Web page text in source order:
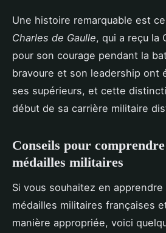
Une histoire remarquable est
Charles de Gaulle, qui a reçu la
pour son courage pendant la
bravoure et son leadership ont
ses supérieurs, et cette
début de sa carrière militaire
Conseils pour
médailles militaires
Si vous souhaitez en
médailles militaires françaises
manière appropriée, voici